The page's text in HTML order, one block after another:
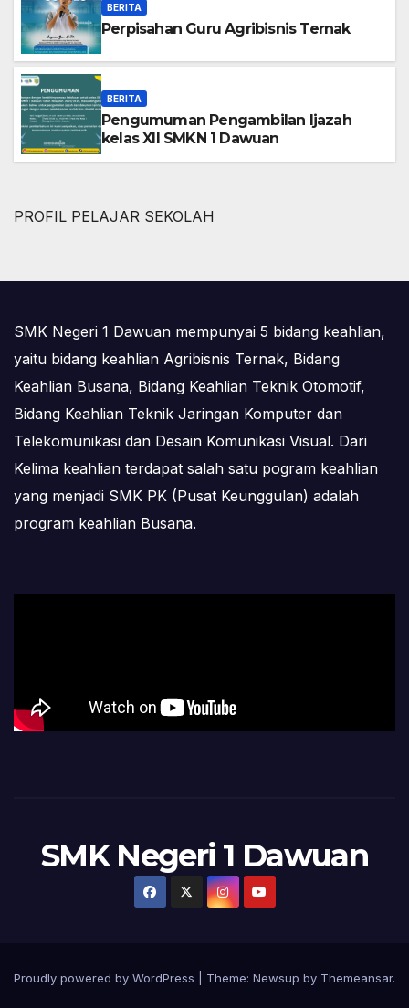
BERITA
Perpisahan Guru Agribisnis Ternak
BERITA
Pengumuman Pengambilan Ijazah
kelas XII SMKN 1 Dawuan
PROFIL PELAJAR SEKOLAH
SMK Negeri 1 Dawuan mempunyai 5 bidang keahlian,
yaitu bidang keahlian Agribisnis Ternak, Bidang
Keahlian Busana, Bidang Keahlian Teknik Otomotif,
Bidang Keahlian Teknik Jaringan Komputer dan
Telekomunikasi dan Desain Komunikasi Visual. Dari
Kelima keahlian terdapat salah satu pogram keahlian
yang menjadi SMK PK (Pusat Keunggulan) adalah
program keahlian Busana.
SMK Negeri 1 Dawuan
Proudly powered by WordPress Theme: Newsup by Themeansar.